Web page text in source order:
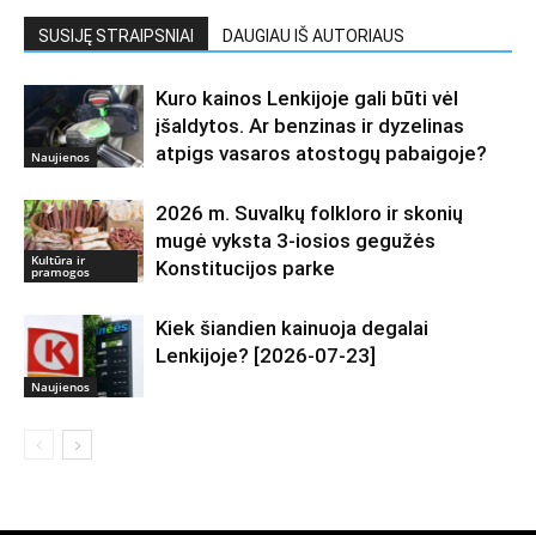
SUSIJĘ STRAIPSNIAI DAUGIAU IŠ AUTORIAUS
Naujienos
Kuro kainos Lenkijoje gali būti vėl
įšaldytos. Ar benzinas ir dyzelinas
atpigs vasaros atostogų pabaigoje?
Kultūra ir
pramogos
2026 m. Suvalkų folkloro ir skonių
mugė vyksta 3-iosios gegužės
Konstitucijos parke
Naujienos
Kiek šiandien kainuoja degalai
Lenkijoje? [2026-07-23]